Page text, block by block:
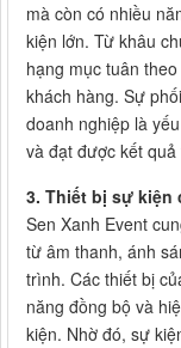
mà còn có nhiều
kiện lớn. Từ khâu
hạng mục tuân
khách hàng. Sự
doanh nghiệp là
và đạt được kết quả
3. Thiết bị sự kiện
Sen Xanh Event
từ âm thanh, ánh
trình. Các thiết bị
năng đồng bộ và
kiện. Nhờ đó, sự